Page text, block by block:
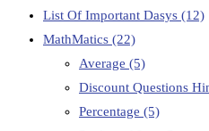
List Of Important Dasys (12)
MathMatics (22)
Average (5)
Discount Questions
Percentage (5)